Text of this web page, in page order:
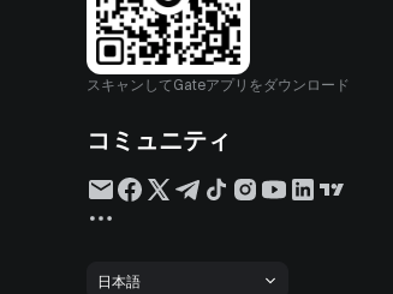
スキャンしてGateアプリをダウンロード
コミュニティ
日本語